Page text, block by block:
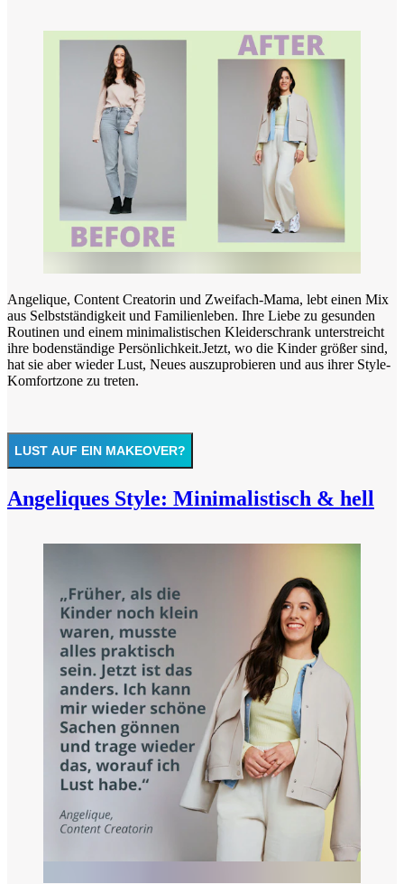
Angelique, Content Creatorin und Zweifach-Mama, lebt einen Mix
aus Selbstständigkeit und Familienleben. Ihre Liebe zu gesunden
Routinen und einem minimalistischen Kleiderschrank unterstreicht
ihre bodenständige Persönlichkeit.Jetzt, wo die Kinder größer sind,
hat sie aber wieder Lust, Neues auszuprobieren und aus ihrer Style-
Komfortzone zu treten.
LUST AUF EIN MAKEOVER?
Angeliques Style: Minimalistisch & hell